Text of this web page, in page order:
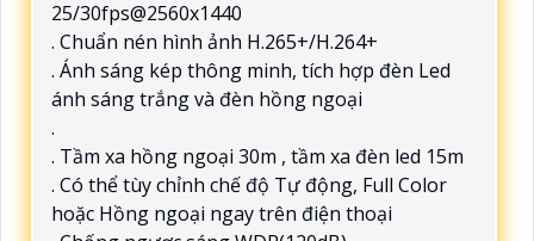
25/30fps@2560x1440
. Chuẩn nén hình ảnh H.265+/H.264+
. Ánh sáng kép thông minh, tích hợp đèn Led
ánh sáng trắng và đèn hồng ngoại
.
. Tầm xa hồng ngoại 30m , tầm xa đèn led 15m
. Có thể tùy chỉnh chế độ Tự động, Full Color
hoặc Hồng ngoại ngay trên điện thoại